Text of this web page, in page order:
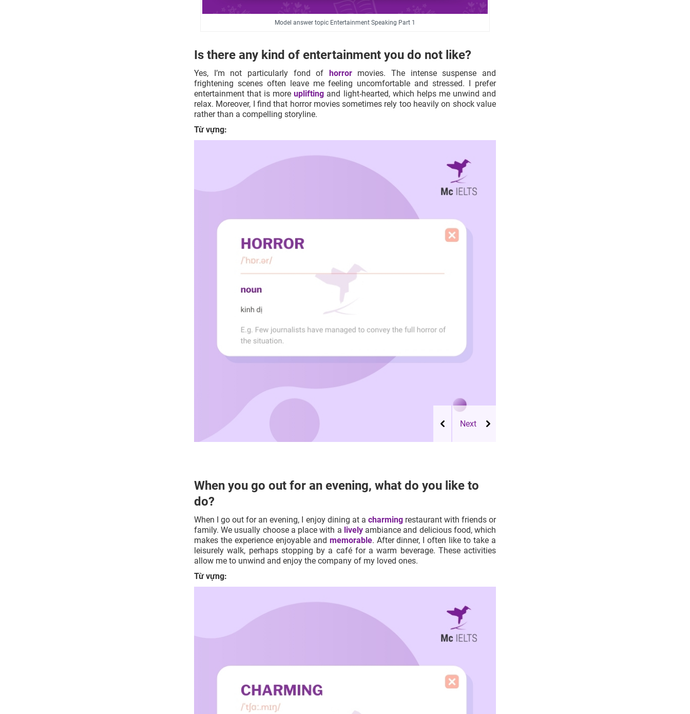
Model answer topic Entertainment Speaking Part 1
Is there any kind of entertainment you do not like?
Yes, I’m not particularly fond of horrormovies. The intense suspense and
frightening scenes often leave me feeling uncomfortable and stressed. I prefer
entertainment that is moreuplifting and light-hearted, which helps me unwind and
relax. Moreover, I find that horror movies sometimes rely too heavily on shock value
rather than a compelling storyline.
Từ vựng:
When you go out for an evening, what do you like to
do?
When I go out for an evening, I enjoy dining at a charmingrestaurant with friends or
family. We usually choose a place with a livelyambiance and delicious food, which
makes the experience enjoyable and memorable. After dinner, I often like to take a
leisurely walk, perhaps stopping by a café for a warm beverage. These activities
allow me to unwind and enjoy the company of my loved ones.
Từ vựng: